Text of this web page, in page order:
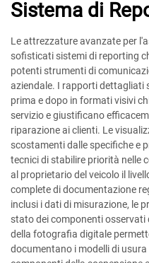
Sistema di
Le attrezzature avanzate per
sofisticati sistemi di reporting
potenti strumenti di
aziendale. I rapporti dettagliati
prima e dopo in formati visivi
servizio e giustificano
riparazione ai clienti. Le
scostamenti dalle specifiche e
tecnici di stabilire priorità nelle
al proprietario del veicolo il
complete di documentazione
inclusi i dati di misurazione, le
stato dei componenti
della fotografia digitale
documentano i modelli di